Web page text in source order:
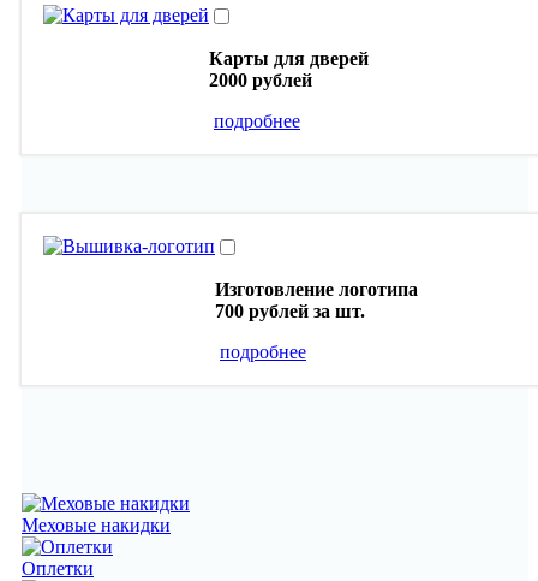
Карты для дверей
2000 рублей
подробнее
Изготовление логотипа
700 рублей за шт.
подробнее
Меховые накидки
Оплетки